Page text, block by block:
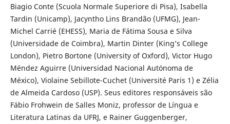
Biagio Conte (Scuola Normale Superiore di Pisa), Isabella
Tardin (Unicamp), Jacyntho Lins Brandão (UFMG), Jean-
Michel Carrié (EHESS), Maria de Fátima Sousa e Silva
(Universidade de Coimbra), Martin Dinter (King’s College
London), Pietro Bortone (University of Oxford), Victor Hugo
Méndez Aguirre (Universidad Nacional Autónoma de
México), Violaine Sebillote-Cuchet (Université Paris 1) e Zélia
de Almeida Cardoso (USP). Seus editores responsáveis são
Fábio Frohwein de Salles Moniz, professor de Língua e
Literatura Latinas da UFRJ, e Rainer Guggenberger,